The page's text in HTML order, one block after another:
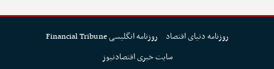
روزنامه دنیای اقتصاد
روزنامه انگلیسی Financial Tribune
سایت خبری اقتصادنیوز